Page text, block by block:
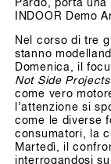
Pardo, porta
INDOOR Demo
Nel corso di tre
stanno
Domenica, il
Not Side Projects
come vero
l’attenzione si
come le diverse
consumatori, la
Martedì, il
interrogandosi